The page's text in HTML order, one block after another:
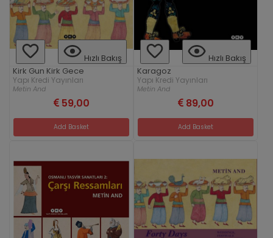
Hızlı Bakış
Kirk Gun Kirk Gece
Yapı Kredi Yayınları
Metin And
59,00
Add Basket
Hızlı Bakış
Karagoz
Yapı Kredi Yayınları
Metin And
89,00
Add Basket